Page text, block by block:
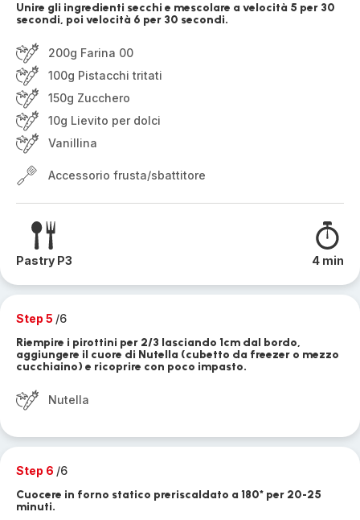
Unire gli ingredienti secchi e mescolare a velocità 5 per 30
secondi, poi velocità 6 per 30 secondi.
200g Farina 00
100g Pistacchi tritati
150g Zucchero
10g Lievito per dolci
Vanillina
Accessorio frusta/sbattitore
Pastry P3 4 min
Step 5 /6
Riempire i pirottini per 2/3 lasciando 1cm dal bordo,
aggiungere il cuore di Nutella (cubetto da freezer o mezzo
cucchiaino) e ricoprire con poco impasto.
Nutella
Step 6 /6
Cuocere in forno statico preriscaldato a 180* per 20-25
minuti.